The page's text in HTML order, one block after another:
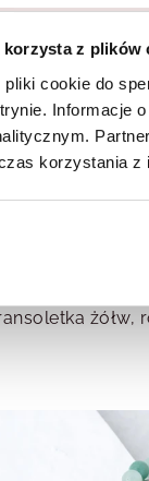
korzysta z plików
cookie do
Informacje
korzystania z